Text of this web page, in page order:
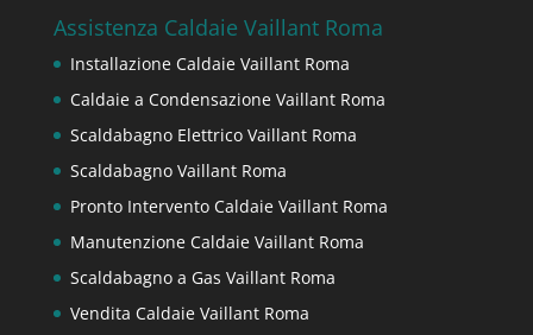
Assistenza Caldaie Vaillant Roma
Installazione Caldaie Vaillant Roma
Caldaie a Condensazione Vaillant Roma
Scaldabagno Elettrico Vaillant Roma
Scaldabagno Vaillant Roma
Pronto Intervento Caldaie Vaillant Roma
Manutenzione Caldaie Vaillant Roma
Scaldabagno a Gas Vaillant Roma
Vendita Caldaie Vaillant Roma